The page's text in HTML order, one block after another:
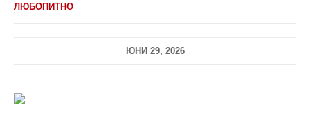
ЛЮБОПИТНО
ЮНИ 29, 2026